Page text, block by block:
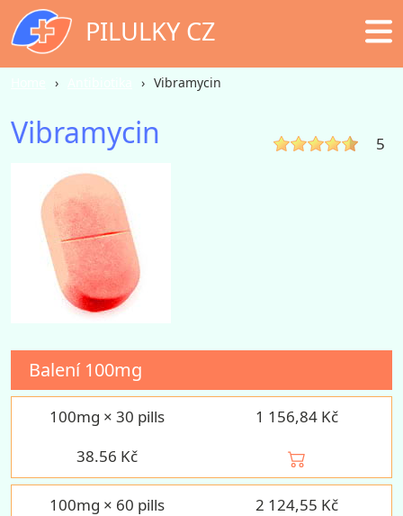
PILULKY CZ
Vibramycin
Vibramycin 5
Balení100mg
100mg × 30 pills
1 156,84 Kč
38.56 Kč
100mg × 60 pills
2 124,55 Kč